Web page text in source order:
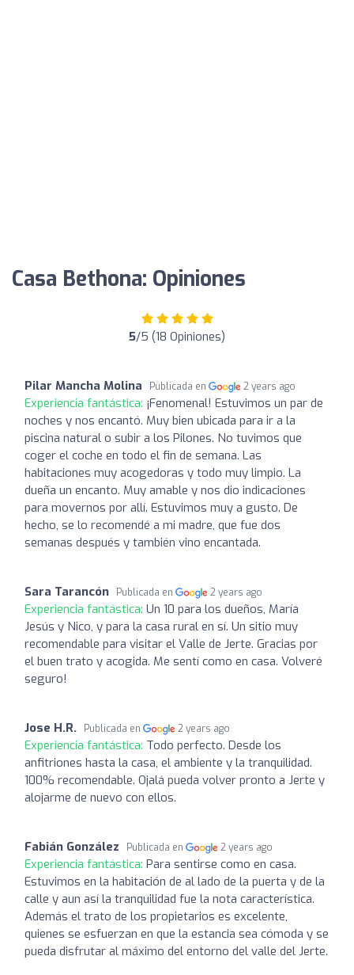
Casa Bethona: Opiniones
5/5 (18 Opiniones)
Pilar Mancha Molina Publicada en 2 years ago
Experiencia fantástica: ¡Fenomenal! Estuvimos un par de
noches y nos encantó. Muy bien ubicada para ir a la
piscina natural o subir a los Pilones. No tuvimos que
coger el coche en todo el fin de semana. Las
habitaciones muy acogedoras y todo muy limpio. La
dueña un encanto. Muy amable y nos dio indicaciones
para movernos por allí. Estuvimos muy a gusto. De
hecho, se lo recomendé a mi madre, que fue dos
semanas después y también vino encantada.
Sara Tarancón Publicada en 2 years ago
Experiencia fantástica: Un 10 para los dueños, María
Jesús y Nico, y para la casa rural en sí. Un sitio muy
recomendable para visitar el Valle de Jerte. Gracias por
el buen trato y acogida. Me sentí como en casa. Volveré
seguro!
Jose H.R. Publicada en 2 years ago
Experiencia fantástica: Todo perfecto. Desde los
anfitriones hasta la casa, el ambiente y la tranquilidad.
100% recomendable. Ojalá pueda volver pronto a Jerte y
alojarme de nuevo con ellos.
Fabián González Publicada en 2 years ago
Experiencia fantástica: Para sentirse como en casa.
Estuvimos en la habitación de al lado de la puerta y de la
calle y aun así la tranquilidad fue la nota característica.
Además el trato de los propietarios es excelente,
quienes se esfuerzan en que la estancia sea cómoda y se
pueda disfrutar al máximo del entorno del valle del Jerte.